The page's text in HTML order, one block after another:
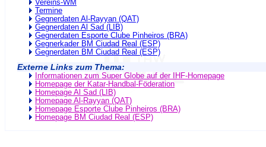
Vereins-WM
Termine
Gegnerdaten Al-Rayyan (QAT)
Gegnerdaten Al Sad (LIB)
Gegnerdaten Esporte Clube Pinheiros (BRA)
Gegnerkader BM Ciudad Real (ESP)
Gegnerdaten BM Ciudad Real (ESP)
Externe Links zum Thema:
Informationen zum Super Globe auf der IHF-Homepage
Homepage der Katar-Handbal-Föderation
Homepage Al Sad (LIB)
Homepage Al-Rayyan (QAT)
Homepage Esporte Clube Pinheiros (BRA)
Homepage BM Ciudad Real (ESP)